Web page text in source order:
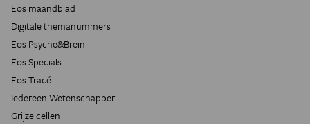
Eos maandblad
Digitale themanummers
Eos Psyche&Brein
Eos Specials
Eos Tracé
Iedereen Wetenschapper
Grijze cellen